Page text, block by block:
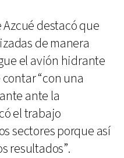
destacó que
de manera
el avión hidrante
“con una
ante la
el trabajo
sectores porque así
resultados”.